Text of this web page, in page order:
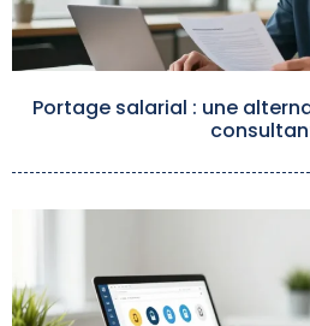
Portage salarial : une